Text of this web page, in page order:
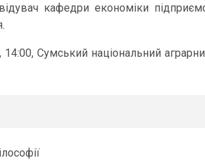
кафедри економіки
Сумський національний